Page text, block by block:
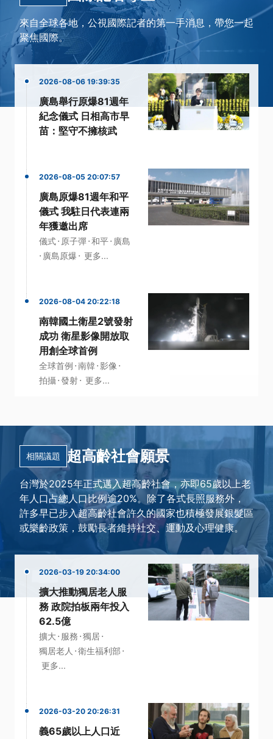
來自全球各地，公視國際記者的第一手消息，帶您一起
聚焦國際。
2026-08-06 19:39:35
廣島舉行原爆81週年
紀念儀式 日相高市早
苗：堅守不擁核武
2026-08-05 20:07:57
廣島原爆81週年和平
儀式 我駐日代表連兩
年獲邀出席
儀式· 原子彈·和平· 廣島
· 廣島原爆 · 更多...
2026-08-04 20:22:18
南韓國土衛星2號發射
成功 衛星影像開放取
用創全球首例
全球首例 ·南韓·影像 ·
拍攝·發射· 更多...
相關議題 超高齡社會願景
台灣於2025年正式邁入超高齡社會，亦即65歲以上老
年人口占總人口比例逾20%。除了各式長照服務外，
許多早已步入超高齡社會許久的國家也積極發展銀髮區
或樂齡政策，鼓勵長者維持社交、運動及心理健康。
2026-03-19 20:34:00
擴大推動獨居老人服
務 政院拍板兩年投入
62.5億
擴大 · 服務 ·獨居·
獨居老人 ·衛生福利部 ·
更多...
2026-03-20 20:26:31
義65歲以上人口近